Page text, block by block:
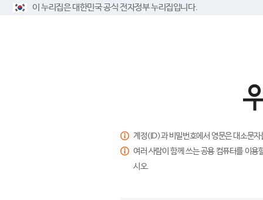
이 누리집은 대한민국 공식 전자정부 누리집입니다.
계정(ID)과 비밀번호에서 영문은 대소문
여러 사람이 함께 쓰는 공용 컴퓨터를 이
시오.